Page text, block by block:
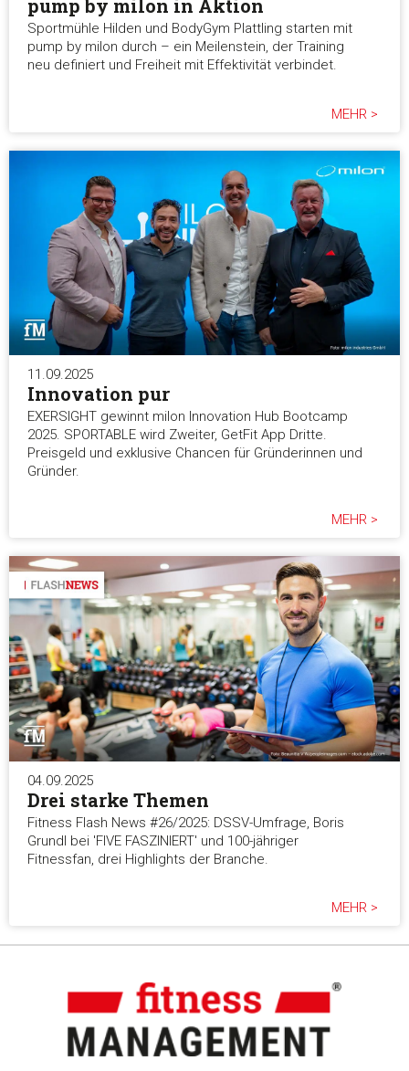
pump by milon in Aktion
Sportmühle Hilden und BodyGym Plattling starten mit
pump by milon durch – ein Meilenstein, der Training
neu definiert und Freiheit mit Effektivität verbindet.
MEHR >
11.09.2025
Innovation pur
EXERSIGHT gewinnt milon Innovation Hub Bootcamp
2025. SPORTABLE wird Zweiter, GetFit App Dritte.
Preisgeld und exklusive Chancen für Gründerinnen und
Gründer.
MEHR >
04.09.2025
Drei starke Themen
Fitness Flash News #26/2025: DSSV-Umfrage, Boris
Grundl bei 'FIVE FASZINIERT' und 100-jähriger
Fitnessfan, drei Highlights der Branche.
MEHR >